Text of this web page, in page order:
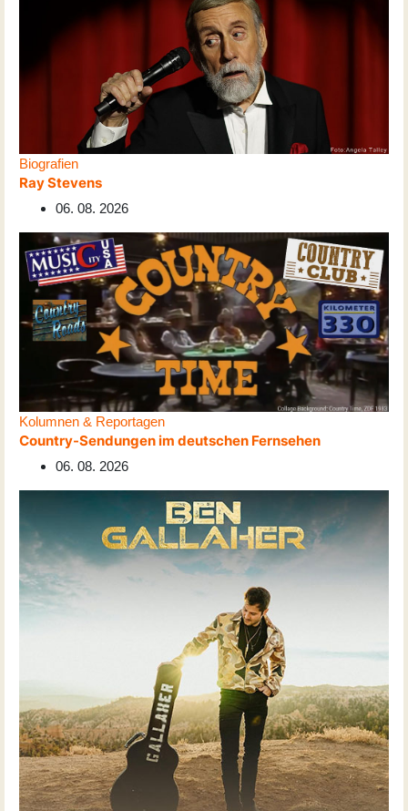
Biografien
Ray Stevens
06. 08. 2026
Kolumnen & Reportagen
Country-Sendungen im deutschen Fernsehen
06. 08. 2026